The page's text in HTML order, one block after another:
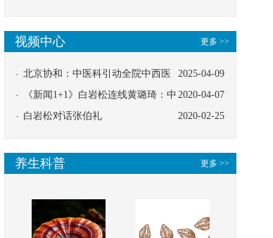
更多 >>
视频中心
2025-04-09
北京协和：中医科引动全院中西医
协同
2020-04-07
《新闻1+1》白岩松连线黄璐琦：中
医救治的临床效果
2020-02-25
白岩松对话张伯礼
更多 >>
养生科普